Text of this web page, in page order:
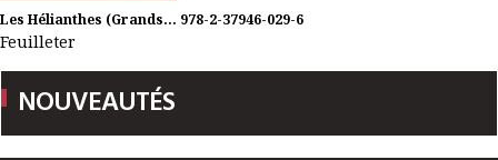
Les Hélianthes (Grands... 978-2-37946-029-6
Feuilleter
NOUVEAUTÉS